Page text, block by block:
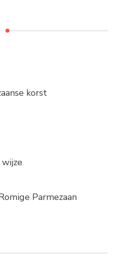
korst
Parmezaan